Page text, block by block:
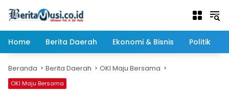
Home
Berita Daerah Ekonomi & Bisnis Politik
Beranda Berita Daerah OKI Maju Bersama
OKI Maju Bersama